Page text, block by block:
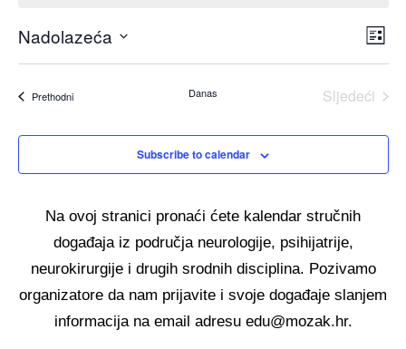
Popis
Nadolazeća
Odaberite
PrethodniDogađaji Danas
Sljedeći
Subscribe to calendar
Na ovoj stranici pronaći ćete kalendar stručnih
događaja iz područja neurologije, psihijatrije,
neurokirurgije i drugih srodnih disciplina. Pozivamo
organizatore da nam prijavite i svoje događaje slanjem
informacija na email adresu edu@mozak.hr.